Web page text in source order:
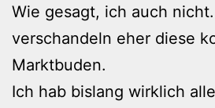
Wie gesagt, ich auch
verschandeln eher diese
Marktbuden.
Ich hab bislang wirklich